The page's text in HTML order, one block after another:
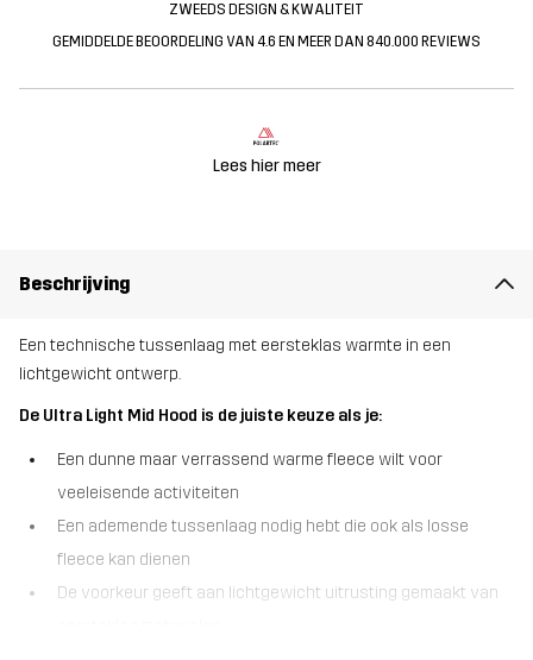
ZWEEDS DESIGN & KWALITEIT
GEMIDDELDE BEOORDELING VAN 4.6 EN MEER DAN 840.000 REVIEWS
Lees hier meer
Beschrijving
Een technische tussenlaag met eersteklas warmte in een
lichtgewicht ontwerp.
De Ultra Light Mid Hood is de juiste keuze als je:
Een dunne maar verrassend warme fleece wilt voor
veeleisende activiteiten
Een ademende tussenlaag nodig hebt die ook als losse
fleece kan dienen
De voorkeur geeft aan lichtgewicht uitrusting gemaakt van